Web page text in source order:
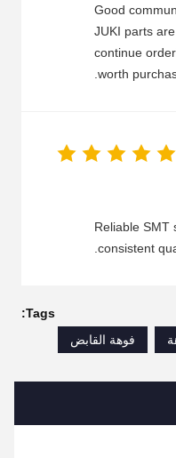
Good
JUKI parts
continue
worth
Reliable SMT
consistent
Tags:
فوهة القابض